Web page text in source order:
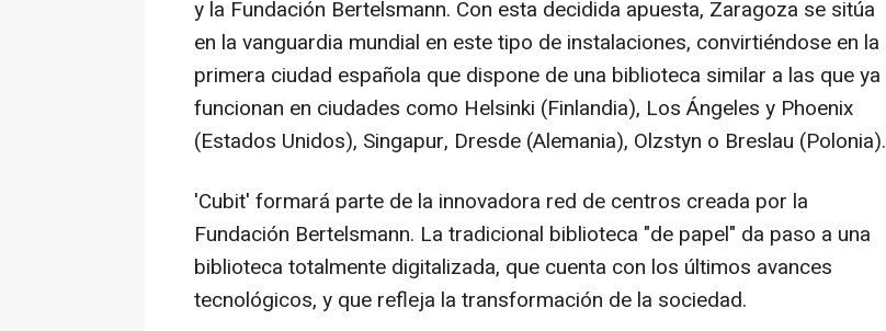
y la Fundación Bertelsmann. Con esta decidida apuesta, Zaragoza se sitúa
en la vanguardia mundial en este tipo de instalaciones, convirtiéndose en la
primera ciudad española que dispone de una biblioteca similar a las que ya
funcionan en ciudades como Helsinki (Finlandia), Los Ángeles y Phoenix
(Estados Unidos), Singapur, Dresde (Alemania), Olzstyn o Breslau (Polonia).
'Cubit' formará parte de la innovadora red de centros creada por la
Fundación Bertelsmann. La tradicional biblioteca "de papel" da paso a una
biblioteca totalmente digitalizada, que cuenta con los últimos avances
tecnológicos, y que refleja la transformación de la sociedad.